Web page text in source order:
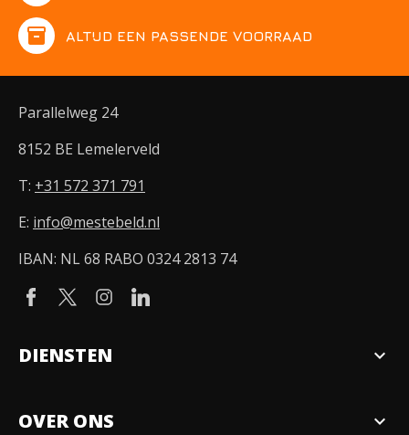
inventory ALTIJD EEN PASSENDE VOORRAAD
Parallelweg 24
8152 BE Lemelerveld
T: +31 572 371 791
E: info@mestebeld.nl
IBAN: NL 68 RABO 0324 2813 74
DIENSTEN expand_more
OVER ONS expand_more